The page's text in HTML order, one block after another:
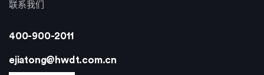
联系我们
400-900-2011
ejiatong@hwdt.com.cn